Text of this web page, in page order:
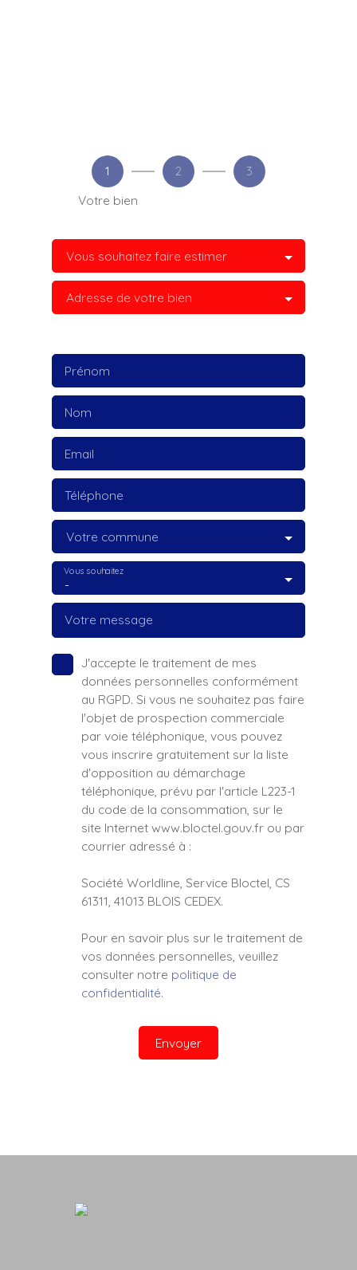
1
Votre bien
2 3
Vous souhaitez faire estimer
Adresse de votre bien
Prénom
Nom
Email
Téléphone
Votre commune
-
Vous souhaitez
Votre message
J'accepte le traitement de mes
données personnelles conformément
au RGPD. Si vous ne souhaitez pas faire
l'objet de prospection commerciale
par voie téléphonique, vous pouvez
vous inscrire gratuitement sur la liste
d'opposition au démarchage
téléphonique, prévu par l'article L223-1
du code de la consommation, sur le
site Internet www.bloctel.gouv.fr ou par
courrier adressé à :
Société Worldline, Service Bloctel, CS
61311, 41013 BLOIS CEDEX.
Pour en savoir plus sur le traitement de
vos données personnelles, veuillez
consulter notre politique de
confidentialité.
Envoyer